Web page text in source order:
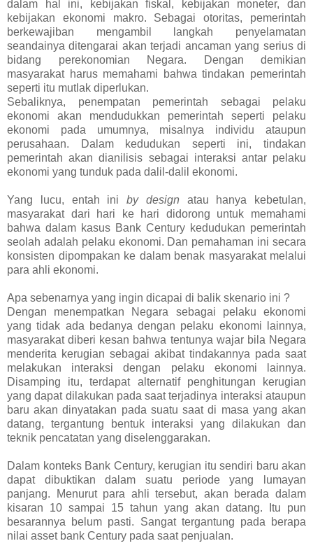
dalam hal ini, kebijakan fiskal, kebijakan moneter, dan
kebijakan ekonomi makro. Sebagai otoritas, pemerintah
berkewajiban mengambil langkah penyelamatan
seandainya ditengarai akan terjadi ancaman yang serius di
bidang perekonomian Negara. Dengan demikian
masyarakat harus memahami bahwa tindakan pemerintah
seperti itu mutlak diperlukan.
Sebaliknya, penempatan pemerintah sebagai pelaku
ekonomi akan mendudukkan pemerintah seperti pelaku
ekonomi pada umumnya, misalnya individu ataupun
perusahaan. Dalam kedudukan seperti ini, tindakan
pemerintah akan dianilisis sebagai interaksi antar pelaku
ekonomi yang tunduk pada dalil-dalil ekonomi.
Yang lucu, entah ini by design atau hanya kebetulan,
masyarakat dari hari ke hari didorong untuk memahami
bahwa dalam kasus Bank Century kedudukan pemerintah
seolah adalah pelaku ekonomi. Dan pemahaman ini secara
konsisten dipompakan ke dalam benak masyarakat melalui
para ahli ekonomi.
Apa sebenarnya yang ingin dicapai di balik skenario ini ?
Dengan menempatkan Negara sebagai pelaku ekonomi
yang tidak ada bedanya dengan pelaku ekonomi lainnya,
masyarakat diberi kesan bahwa tentunya wajar bila Negara
menderita kerugian sebagai akibat tindakannya pada saat
melakukan interaksi dengan pelaku ekonomi lainnya.
Disamping itu, terdapat alternatif penghitungan kerugian
yang dapat dilakukan pada saat terjadinya interaksi ataupun
baru akan dinyatakan pada suatu saat di masa yang akan
datang, tergantung bentuk interaksi yang dilakukan dan
teknik pencatatan yang diselenggarakan.
Dalam konteks Bank Century, kerugian itu sendiri baru akan
dapat dibuktikan dalam suatu periode yang lumayan
panjang. Menurut para ahli tersebut, akan berada dalam
kisaran 10 sampai 15 tahun yang akan datang. Itu pun
besarannya belum pasti. Sangat tergantung pada berapa
nilai asset bank Century pada saat penjualan.